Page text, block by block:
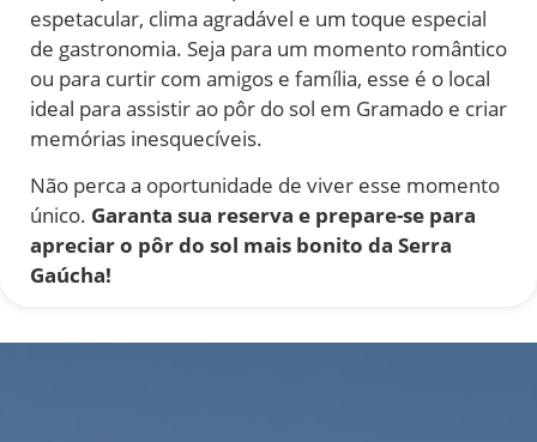
espetacular, clima agradável e um toque especial
de gastronomia. Seja para um momento romântico
ou para curtir com amigos e família, esse é o local
ideal para assistir ao pôr do sol em Gramado e criar
memórias inesquecíveis.
Não perca a oportunidade de viver esse momento
único. Garanta sua reserva e prepare-se para
apreciar o pôr do sol mais bonito da Serra
Gaúcha!